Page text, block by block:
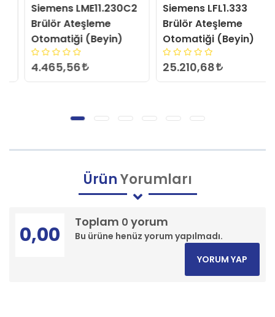
Siemens LME11.230C2
Brülör Ateşleme
Otomatiği (Beyin)
4.465,56
Siemens LFL1.333
Brülör Ateşleme
Otomatiği (Beyin)
25.210,68
ÜrünYorumları
Toplam 0 yorum
Bu ürüne henüz yorum yapılmadı.
0,00
YORUM YAP